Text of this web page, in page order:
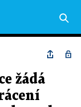
žádá